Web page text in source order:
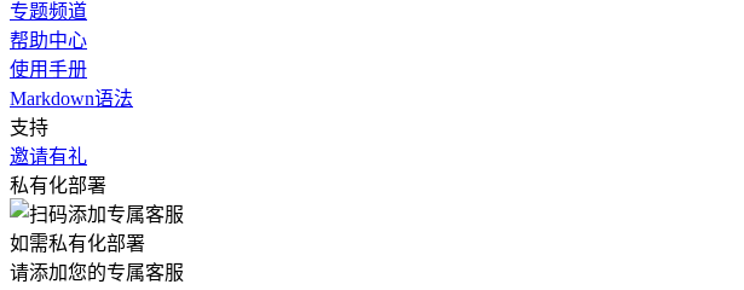
专题频道
帮助中心
使用手册
Markdown语法
支持
邀请有礼
私有化部署
如需私有化部署
请添加您的专属客服